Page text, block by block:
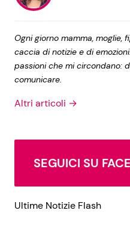
Ogni giorno mamma, moglie,
caccia di notizie e di
passioni che mi circondano:
comunicare.
Altri articoli →
SEGUICI SU
Ultime Notizie Flash